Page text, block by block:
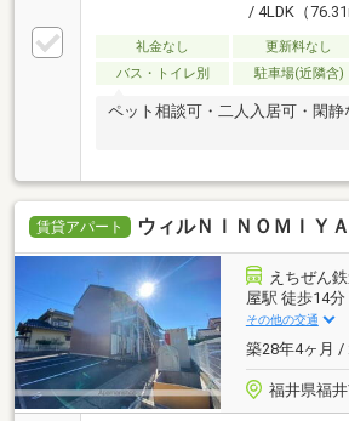
/ 4LDK（
礼金なし 更新料なし
バス・トイレ別
駐車場(近隣含)
ペット相談可・二人入居可・閑静
賃貸アパート ウィルＮＩＮＯＭＩＹＡ
えちぜん
屋駅 徒歩14分
その他の交通
築28年4ヶ月 /
福井県福